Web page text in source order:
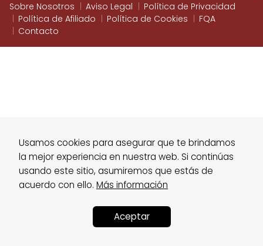
Sobre Nosotros Aviso Legal
Política de Privacidad
Política de Afiliado
Política de Cookies
FQA
Contacto
Usamos cookies para asegurar que te brindamos
la mejor experiencia en nuestra web. Si continúas
usando este sitio, asumiremos que estás de
acuerdo con ello. Más información
Aceptar